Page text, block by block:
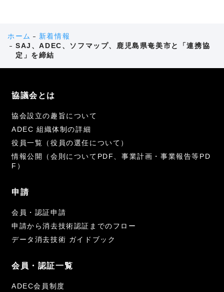
ホーム
新着情報
SAJ、ADEC、ソフマップ、鹿児島県奄美市と「連携協
定」を締結
協議会とは
協会設立の趣旨について
ADEC 組織体制の詳細
役員一覧（役員の選任について）
情報公開（会則についてPDF、事業計画・事業報告等PD
F）
申請
会員・認証申請
申請から消去技術認証までのフロー
データ消去技術 ガイドブック
会員・認証一覧
ADEC会員制度